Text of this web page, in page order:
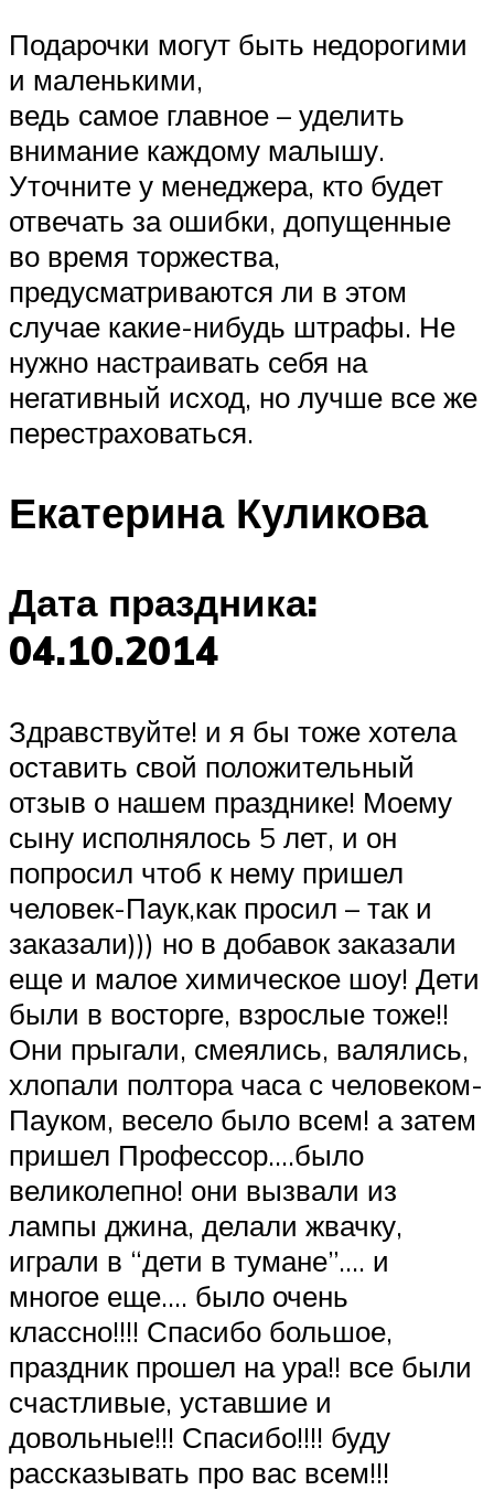
Подарочки могут быть недорогими
и маленькими,
ведь самое главное – уделить
внимание каждому малышу.
Уточните у менеджера, кто будет
отвечать за ошибки, допущенные
во время торжества,
предусматриваются ли в этом
случае какие-нибудь штрафы. Не
нужно настраивать себя на
негативный исход, но лучше все же
перестраховаться.
Екатерина Куликова
Дата праздника:
04.10.2014
Здравствуйте! и я бы тоже хотела
оставить свой положительный
отзыв о нашем празднике! Моему
сыну исполнялось 5 лет, и он
попросил чтоб к нему пришел
человек-Паук,как просил – так и
заказали))) но в добавок заказали
еще и малое химическое шоу! Дети
были в восторге, взрослые тоже!!
Они прыгали, смеялись, валялись,
хлопали полтора часа с человеком-
Пауком, весело было всем! а затем
пришел Профессор….было
великолепно! они вызвали из
лампы джина, делали жвачку,
играли в “дети в тумане”…. и
многое еще…. было очень
классно!!!! Спасибо большое,
праздник прошел на ура!! все были
счастливые, уставшие и
довольные!!! Спасибо!!!! буду
рассказывать про вас всем!!!